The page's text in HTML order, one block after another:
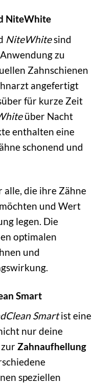
NiteWhite
NiteWhitesind
zu
Zahnschienen
angefertigt
für kurze Zeit
über Nacht
enthalten eine
schonend und
alle, die ihre Zähne
und Wert
legen. Die
optimalen
und
Smart
Smartist eine
nur deine
Zahnaufhellung
speziellen